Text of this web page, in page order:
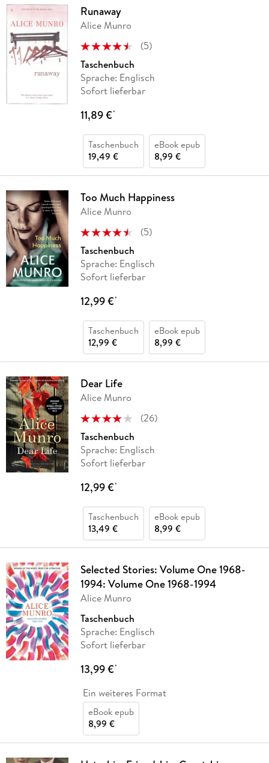
Runaway
Alice Munro
(5)
Taschenbuch
Sprache: Englisch
Sofort lieferbar
11,89 €*
Taschenbuch
19,49 €
eBook epub
8,99 €
Too Much Happiness
Alice Munro
(5)
Taschenbuch
Sprache: Englisch
Sofort lieferbar
12,99 €*
Taschenbuch
12,99 €
eBook epub
8,99 €
Dear Life
Alice Munro
(26)
Taschenbuch
Sprache: Englisch
Sofort lieferbar
12,99 €*
Taschenbuch
13,49 €
eBook epub
8,99 €
Selected Stories: Volume One 1968-
1994: Volume One 1968-1994
Alice Munro
Taschenbuch
Sprache: Englisch
Sofort lieferbar
13,99 €*
Ein weiteres Format
eBook epub
8,99 €